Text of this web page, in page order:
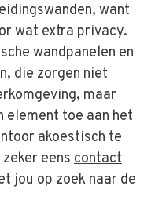
want
wat extra privacy.
wandpanelen en
die zorgen niet
maar
element toe aan het
akoestisch te
eens contact
jou op zoek naar de